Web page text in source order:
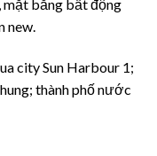
mặt bằng bất động
new.
city Sun Harbour 1;
thành phố nước